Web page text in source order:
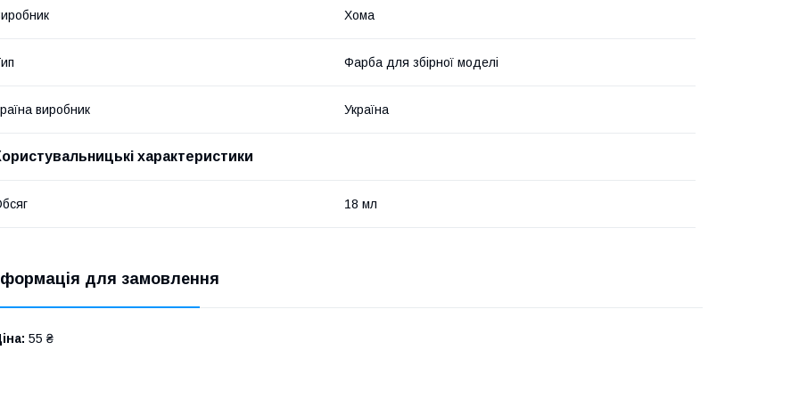
Хома
Фарба для збірної моделі
виробник Україна
характеристики
18 мл
для замовлення
55 ₴